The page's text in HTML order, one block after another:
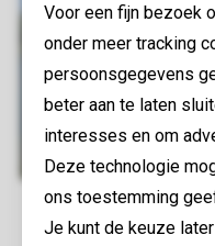
Voor een fijn bezoek
onder meer tracking
persoonsgegevens
beter aan te laten
interesses en om
Deze technologie
ons toestemming
Je kunt de keuze